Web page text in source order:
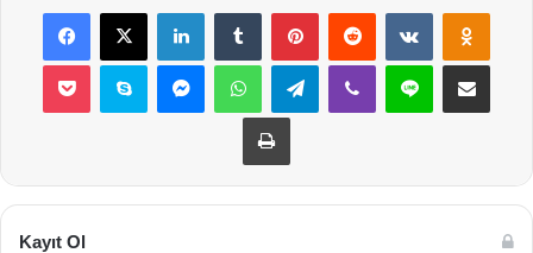
Facebook
X LinkedInTumblr PinterestReddit VKontakte
Pocket Skype MessengerWhatsAppTelegramViber Line E-Posta ile
Yazdır
Kayıt Ol